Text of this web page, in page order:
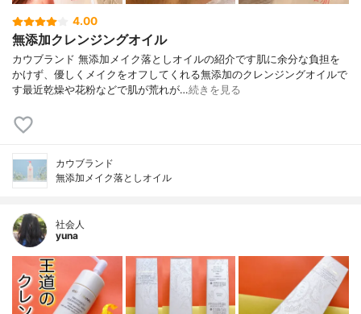
4.00
無添加クレンジングオイル
カウブランド 無添加メイク落としオイルの紹介です肌に余分な負担を
かけず、優しくメイクをオフしてくれる無添加のクレンジングオイルで
す最近乾燥や花粉などで肌が荒れが…続きを見る
カウブランド
無添加メイク落としオイル
社会人
yuna